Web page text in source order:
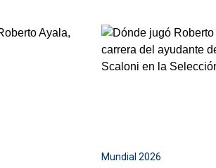
Mundial 2026